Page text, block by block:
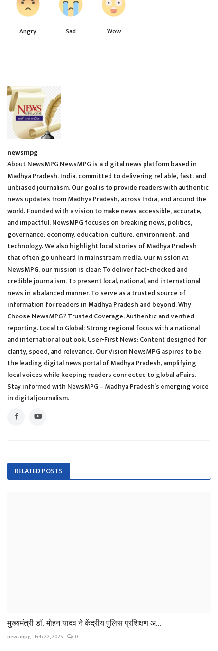
Angry Sad Wow
newsmpg
About NewsMPG NewsMPG is a digital news platform based in
Madhya Pradesh, India, committed to delivering reliable, fast, and
unbiased journalism. Our goal is to provide readers with authentic
news updates from Madhya Pradesh, across India, and around the
world. Founded with a vision to make news accessible, accurate,
and impactful, NewsMPG focuses on breaking news, politics,
governance, economy, education, culture, environment, and
technology. We also highlight local stories of Madhya Pradesh
that often go unheard in mainstream media. Our Mission At
NewsMPG, our mission is clear: To deliver fact-checked and
credible journalism. To present local, national, and international
news in a balanced manner. To serve as a trusted source of
information for readers in Madhya Pradesh and beyond. Why
Choose NewsMPG? Trusted Coverage: Authentic and verified
reporting. Local to Global: Strong regional focus with a national
and international outlook. User-First News: Content designed for
clarity, speed, and relevance. Our Vision NewsMPG aspires to be
the leading digital news portal of Madhya Pradesh, amplifying
local voices while keeping readers connected to global affairs.
Stay informed with NewsMPG – Madhya Pradesh’s emerging voice
in digital journalism.
RELATED POSTS
मुख्यमंत्री डॉ. मोहन यादव ने केंद्रीय पुलिस प्रशिक्षण अ...
newsmpg Feb 22, 2025 0